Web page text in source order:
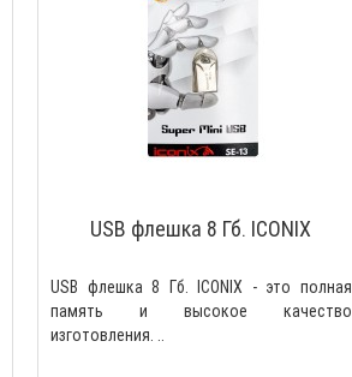
USB флешка 8 Гб. ICONIX
USB флешка 8 Гб. ICONIX - это полная
память и высокое качество
изготовления. ..